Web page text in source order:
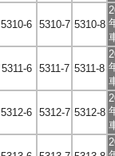
5310-6 5310-7 5310-8
5311-6 5311-7 5311-8
5312-6 5312-7 5312-8